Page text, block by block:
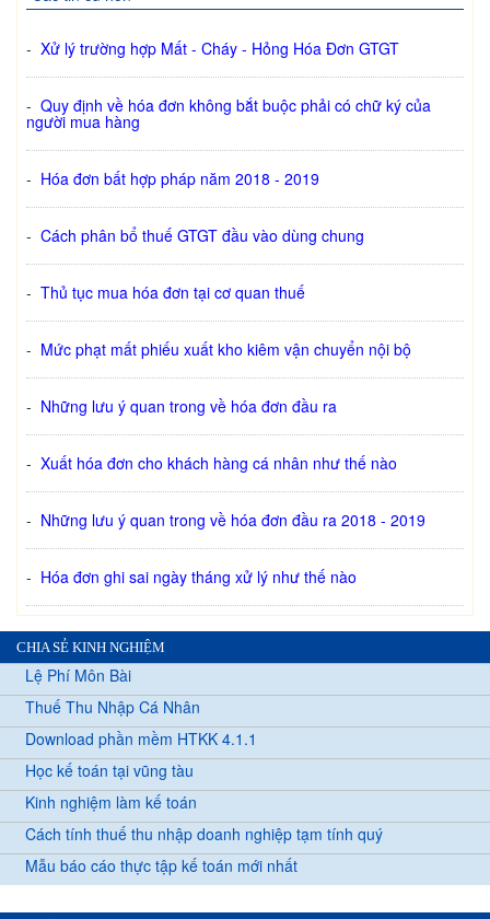
- Xử lý trường hợp Mất - Cháy - Hỏng Hóa Đơn GTGT
- Quy định về hóa đơn không bắt buộc phải có chữ ký của
người mua hàng
- Hóa đơn bất hợp pháp năm 2018 - 2019
- Cách phân bổ thuế GTGT đầu vào dùng chung
- Thủ tục mua hóa đơn tại cơ quan thuế
- Mức phạt mất phiếu xuất kho kiêm vận chuyển nội bộ
- Những lưu ý quan trong về hóa đơn đầu ra
- Xuất hóa đơn cho khách hàng cá nhân như thế nào
- Những lưu ý quan trong về hóa đơn đầu ra 2018 - 2019
- Hóa đơn ghi sai ngày tháng xử lý như thế nào
CHIA SẺ KINH NGHIỆM
Lệ Phí Môn Bài
Thuế Thu Nhập Cá Nhân
Download phần mềm HTKK 4.1.1
Học kế toán tại vũng tàu
Kinh nghiệm làm kế toán
Cách tính thuế thu nhập doanh nghiệp tạm tính quý
Mẫu báo cáo thực tập kế toán mới nhất